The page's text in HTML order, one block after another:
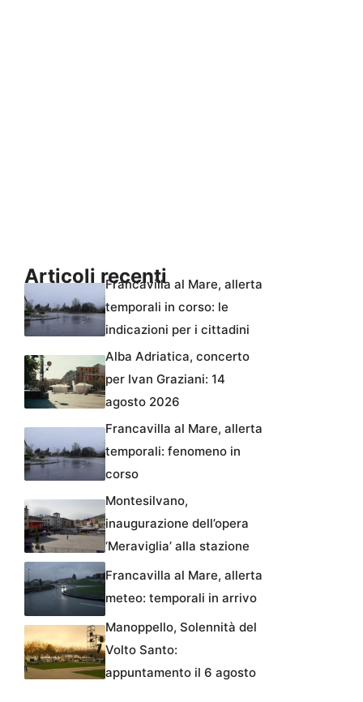
Articoli recentiFrancavilla al Mare, allerta
temporali in corso: le
indicazioni per i cittadini
Alba Adriatica, concerto
per Ivan Graziani: 14
agosto 2026
Francavilla al Mare, allerta
temporali: fenomeno in
corso
Montesilvano,
inaugurazione dell’opera
‘Meraviglia’ alla stazione
Francavilla al Mare, allerta
meteo: temporali in arrivo
Manoppello, Solennità del
Volto Santo:
appuntamento il 6 agosto